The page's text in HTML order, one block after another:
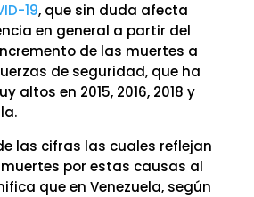
19, que sin duda afecta
en general a partir del
de las muertes a
de seguridad, que ha
altos en 2015, 2016, 2018 y
las cifras las cuales reflejan
por estas causas al
que en Venezuela, según